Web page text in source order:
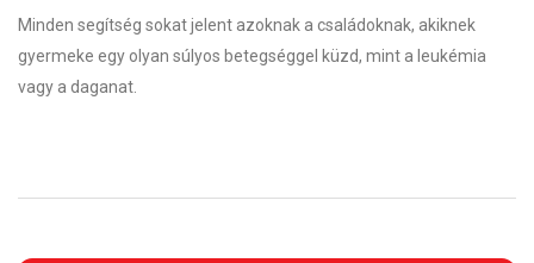
Minden segítség sokat jelent azoknak a családoknak, akiknek
gyermeke egy olyan súlyos betegséggel küzd, mint a leukémia
vagy a daganat.